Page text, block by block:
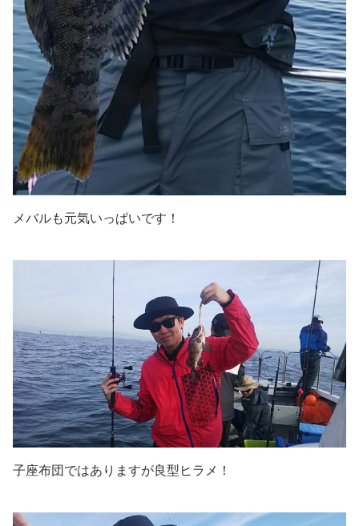
メバルも元気いっぱいです！
子座布団ではありますが良型ヒラメ！